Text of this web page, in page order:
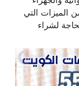
الميزات التي
لشراء